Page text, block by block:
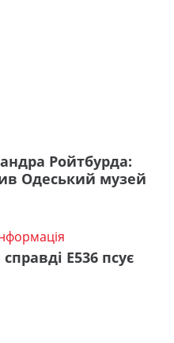
Ройтбурда:
Одеський музей
Е536 псує